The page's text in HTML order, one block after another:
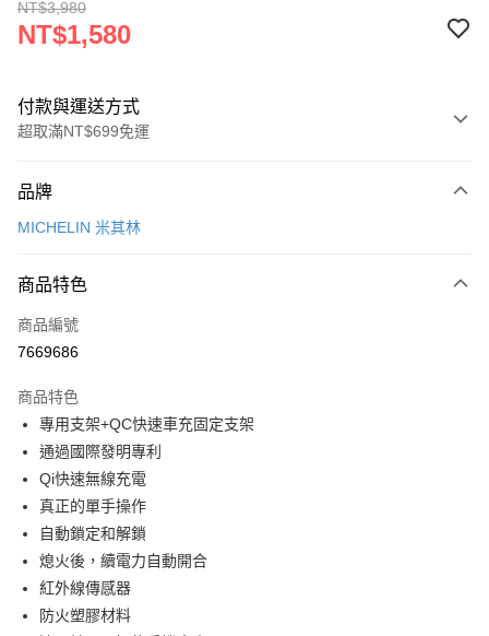
NT$3,980
NT$1,580
付款與運送方式
超取滿NT$699免運
信用卡一次付款
3 期 0 利率 每期
合作金庫商業銀行
上海商業儲蓄銀行
臺灣中小企業銀行
匯豐（台灣）商業銀行
聯邦商業銀行
元大商業銀行
玉山商業銀行
台灣樂天信用卡公司
超商取貨付款
LINE Pay
Apple Pay
街口支付
悠遊付
Google Pay
全盈+PAY
ATM付款
品牌
MICHELIN 米其林
商品特色
商品編號
7669686
商品特色
專用支架+QC快速車充固定支架
通過國際發明專利
Qi快速無線充電
真正的單手操作
自動鎖定和解鎖
熄火後，續電力自動開合
紅外線傳感器
防火塑膠材料